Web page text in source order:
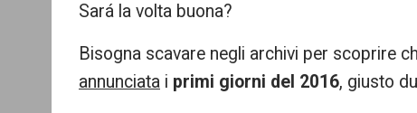
Sará la volta buona?
Bisogna scavare negli archivi per scoprire
annunciata i primi giorni del 2016, giusto